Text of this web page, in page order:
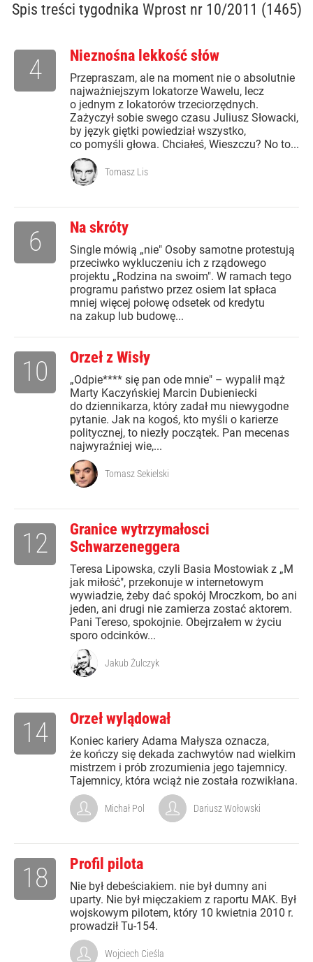
Spis treści tygodnika Wprost nr 10/2011 (1465)
Nieznośna lekkość słów
Przepraszam, ale na moment nie o absolutnie
najważniejszym lokatorze Wawelu, lecz
o jednym z lokatorów trzeciorzędnych.
Zażyczył sobie swego czasu Juliusz Słowacki,
by język giętki powiedział wszystko,
co pomyśli głowa. Chciałeś, Wieszczu? No to...
4
Tomasz Lis
Na skróty
Single mówią „nie" Osoby samotne protestują
przeciwko wykluczeniu ich z rządowego
projektu „Rodzina na swoim". W ramach tego
programu państwo przez osiem lat spłaca
mniej więcej połowę odsetek od kredytu
na zakup lub budowę...
6
Orzeł z Wisły
„Odpie**** się pan ode mnie" – wypalił mąż
Marty Kaczyńskiej Marcin Dubieniecki
do dziennikarza, który zadał mu niewygodne
pytanie. Jak na kogoś, kto myśli o karierze
politycznej, to niezły początek. Pan mecenas
najwyraźniej wie,...
10
Tomasz Sekielski
Granice wytrzymałosci
Schwarzeneggera
Teresa Lipowska, czyli Basia Mostowiak z „M
jak miłość", przekonuje w internetowym
wywiadzie, żeby dać spokój Mroczkom, bo ani
jeden, ani drugi nie zamierza zostać aktorem.
Pani Tereso, spokojnie. Obejrzałem w życiu
sporo odcinków...
12
Jakub Żulczyk
Orzeł wylądował
Koniec kariery Adama Małysza oznacza,
że kończy się dekada zachwytów nad wielkim
mistrzem i prób zrozumienia jego tajemnicy.
Tajemnicy, która wciąż nie została rozwikłana.
14
Michał Pol Dariusz Wołowski
Profil pilota
Nie był debeściakiem. nie był dumny ani
uparty. Nie był mięczakiem z raportu MAK. Był
wojskowym pilotem, który 10 kwietnia 2010 r.
prowadził Tu-154.
18
Wojciech Cieśla